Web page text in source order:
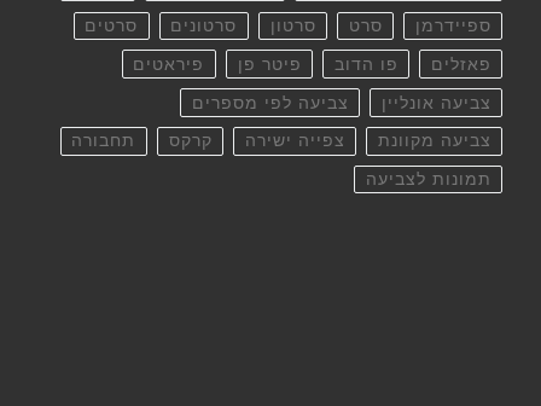
ספיידרמן סרט סרטון סרטונים סרטים
פאזלים פו הדוב פיטר פן פיראטים
צביעה אונליין צביעה לפי מספרים
צביעה מקוונת צפייה ישירה קרקס תחבורה
תמונות לצביעה